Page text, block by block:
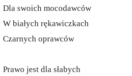
Dla swoich mocodawców
W białych rękawiczkach
Czarnych oprawców
Prawo jest dla słabych